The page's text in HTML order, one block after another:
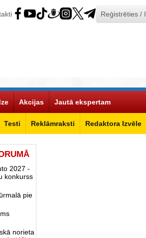
Reģistrēties /
Testi Reklāmraksti Redaktora Izvēle
Akcijas Jautā ekspertam
2027 -
konkurss
pie
norieta